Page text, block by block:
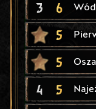
3 6
5
5
4 5